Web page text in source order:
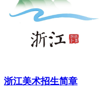
浙江美术招生简章